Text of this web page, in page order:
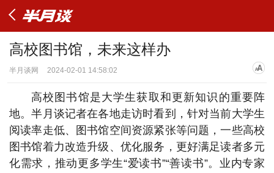
高校图书馆，未来这样办
半月谈网 2024-02-01 14:58:02
高校图书馆是大学生获取和更新知识的重要阵
地。半月谈记者在各地走访时看到，针对当前大学生
阅读率走低、图书馆空间资源紧张等问题，一些高校
图书馆着力改造升级、优化服务，更好满足读者多元
化需求，推动更多学生“爱读书”“善读书”。业内专家